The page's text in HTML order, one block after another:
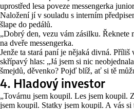
uprostřed lesa poveze messengerka
Naložení jí v souladu s interním
šlape do pedálů.
„Dobrý den, vezu vám zásilku. Řeknete
na dveře messengerka.
Jenže ta stará paní je nějaká divná.
skřípavý hlas: „Já jsem si nic
šmejdů, děvenko? Pojď blíž, ať si tě
4. Hladový investor
„Továrnu jsem koupil. Les jsem koupil.
jsem koupil. Statky jsem koupil. A vás